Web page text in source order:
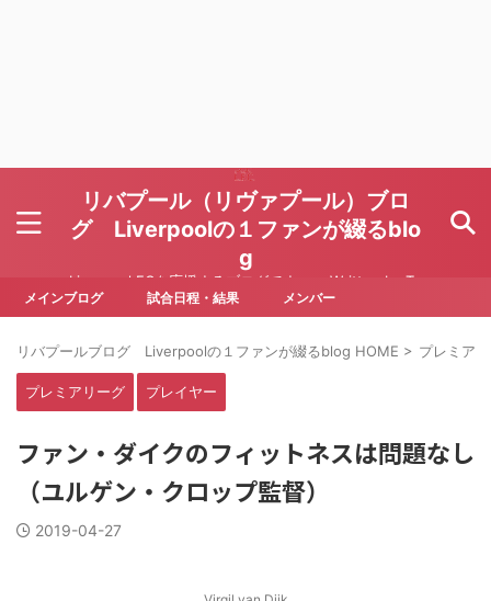
リバプール（リヴァプール）ブロ
グ Liverpoolの１ファンが綴るblo
g
Liverpool FCを応援するブログです Written by To
ru Yoda
メインブログ 試合日程・結果 メンバー
リバプールブログ Liverpoolの１ファンが綴るblog HOME > プレミア
プレミアリーグ プレイヤー
ファン・ダイクのフィットネスは問題なし
（ユルゲン・クロップ監督）
2019-04-27